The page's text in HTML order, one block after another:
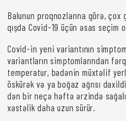
Balunun proqnozlarına görə, çox
qışda Covid-19 üçün əsas seçim
Covid-in yeni variantının
variantların simptomlarından
temperatur, bədənin müxtəlif
öskürək və ya boğaz ağrısı
dən bir neçə həftə ərzində
xəstəlik daha uzun sürür.